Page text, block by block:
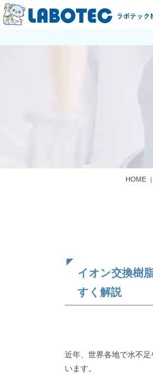
HOME
イオン交換樹
すく解説
近年、世界各地で水不
います。